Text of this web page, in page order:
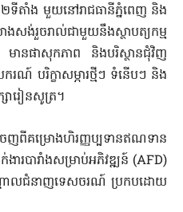
ទីតាំង មួយនៅរាជធានីភ្នំពេញ និង
សង់រួចរាល់ជាមួយនឹងស្ថាបត្យកម្ម
នផាសុកភាព និងបរិស្ថានជុំវិញ
រណ៍ បរិក្ខាសម្ភារថ្មីៗ ទំនើបៗ និង
ារៀនសូត្រ។
ពីគម្រោងហិរញ្ញប្បទានឥណទាន
ងារបារាំងសម្រាប់អភិវឌ្ឍន៍ (AFD)
ាលជំនាញទេសចរណ៍ ប្រកបដោយ